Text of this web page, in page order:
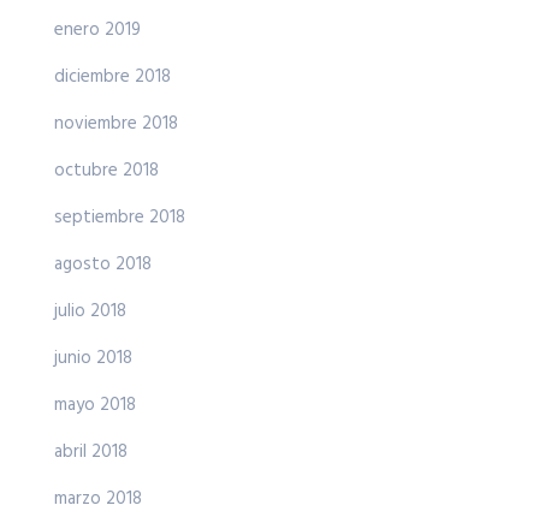
enero 2019
diciembre 2018
noviembre 2018
octubre 2018
septiembre 2018
agosto 2018
julio 2018
junio 2018
mayo 2018
abril 2018
marzo 2018